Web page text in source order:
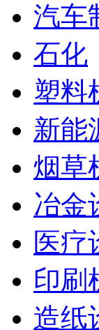
汽车
石化
塑料
新能
烟草
冶金
医疗
印刷
造纸